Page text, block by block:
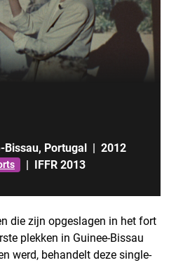
Bissau, Portugal | 2012
| IFFR 2013
die zijn opgeslagen in het fort
plekken in Guinee-Bissau
werd, behandelt deze single-